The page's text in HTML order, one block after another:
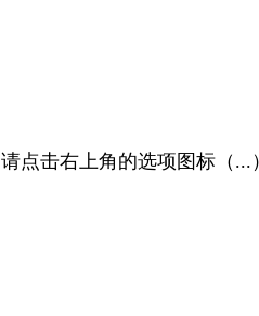
请点击右上角的选项图标（